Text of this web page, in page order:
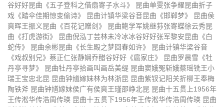
《牡丹亭》
昆曲电影《十五贯》王传淞华传浩
周传瑛
昆曲白先勇青春版《牡丹亭》花絮
董萍王瑾昆曲《牡丹亭游园》选段 罗晨雪昆曲《牡丹亭寻梦》
张继青昆曲《牡丹亭游园》 胡锦芳昆曲《疗妒羹题曲》
张继青昆曲《牡丹亭离魂》 魏春荣昆曲《游园惊梦》选段
计镇华粱谷音成志雄昆曲《烂柯山
计镇华粱谷音昆曲《烂柯山痴梦》
谷好好昆曲《五子登科之借扇寄子水斗》 昆曲单雯张争耀昆曲折子
戏《踏伞佳期惊变偷诗》 昆曲计镇华梁谷音昆曲《邯郸梦》 昆曲侯
爽晖王振义昆曲《百花记赠剑》 昆曲鲍学军姚继荪张寄蝶徐云秀昆
曲《打虎游街》 昆曲倪泓丁芸林未冷冰冰谷好好张军黎安昆曲《白
蛇传》 昆曲余彬昆曲《长生殿之梦回春如许》 昆曲计镇华梁谷音
《戏叔别兄》蔡正仁张静娴乔醋谷好好《扈家庄》 昆曲罗晨雪《牡
丹亭寻梦》 昆曲牡丹亭拾画叫画岳美缇 昆曲窦娥冤斩娥蔡瑶铣王小
瑞王宝忠北昆 昆曲钟馗嫁妹林为林浙昆 昆曲紫钗记阳关折柳王奉梅
陶铁斧 昆曲钟馗嫁妹侯广有侯爽王瑾邵峥北昆 昆曲十五贯上1956年
王传淞华传浩周传瑛 昆曲十五贯下1956年王传淞华传浩周传瑛 昆曲